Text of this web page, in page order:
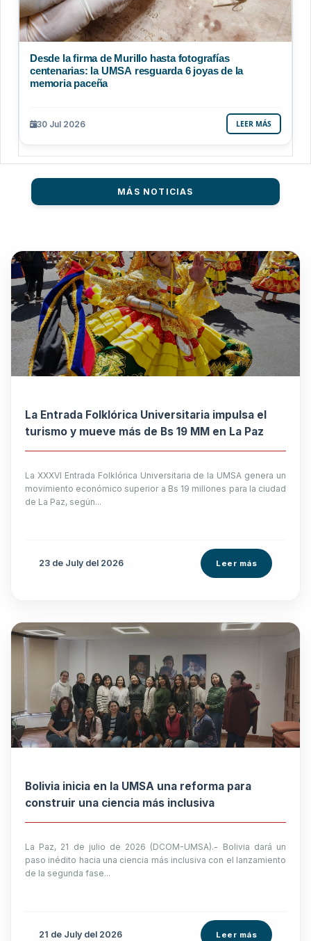
Desde la firma de Murillo hasta fotografías
centenarias: la UMSA resguarda 6 joyas de la
memoria paceña
30 Jul 2026 LEER MÁS
MÁS NOTICIAS
La Entrada Folklórica Universitaria impulsa el
turismo y mueve más de Bs 19 MM en La Paz
La XXXVI Entrada Folklórica Universitaria de la UMSA genera un
movimiento económico superior a Bs 19 millones para la ciudad
de La Paz, según...
23 de July del 2026 Leer más
Bolivia inicia en la UMSA una reforma para
construir una ciencia más inclusiva
La Paz, 21 de julio de 2026 (DCOM-UMSA).- Bolivia dará un
paso inédito hacia una ciencia más inclusiva con el lanzamiento
de la segunda fase...
21 de July del 2026 Leer más